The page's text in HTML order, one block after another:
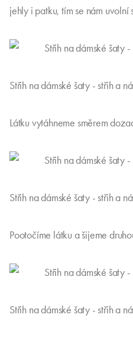
jehly i patku, tím se nám
Střih na dámské šaty - střih a
Látku vytáhneme směrem
Střih na dámské šaty - střih a
Pootočíme látku a šijeme
Střih na dámské šaty - střih a